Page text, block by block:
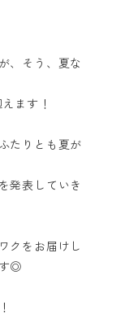
、そう、夏な
ます！
たりとも夏が
発表していき
クをお届けし
◎